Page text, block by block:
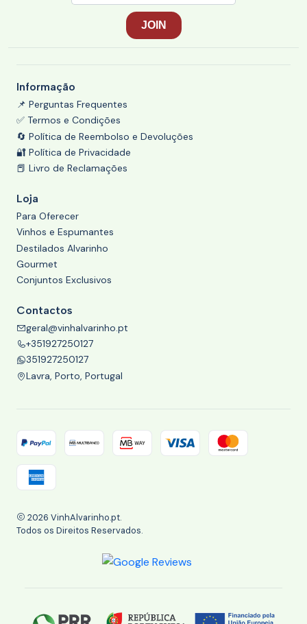
Informação
📌 Perguntas Frequentes
✅ Termos e Condições
🔄 Política de Reembolso e Devoluções
🔐 Política de Privacidade
📕 Livro de Reclamações
Loja
Para Oferecer
Vinhos e Espumantes
Destilados Alvarinho
Gourmet
Conjuntos Exclusivos
Contactos
geral@vinhalvarinho.pt
+351927250127
351927250127
Lavra, Porto, Portugal
2026 VinhAlvarinho.pt.
Todos os Direitos Reservados.